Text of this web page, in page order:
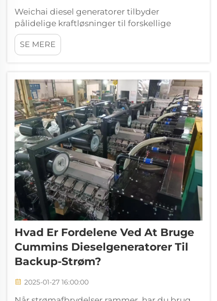
Weichai diesel generatorer tilbyder
pålidelige kraftløsninger til forskellige
applikationer. Du kan stole på deres høje
ydeevne og effektivitet. Disse generatorer
bruger avanceret teknologi til at sikre lave
nøgleegenskaber...
SE MERE
Hvad Er Fordelene Ved At Bruge
Cummins Dieselgeneratorer Til
Backup-Strøm?
2025-01-27 16:00:00